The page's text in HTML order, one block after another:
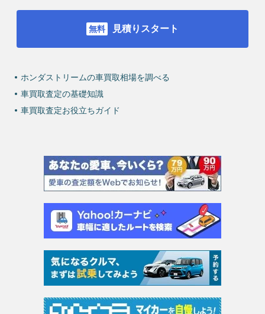
見積りスタート
ホンダストリームの車買取相場を調べる
車買取査定の基礎知識
車買取査定お役立ちガイド